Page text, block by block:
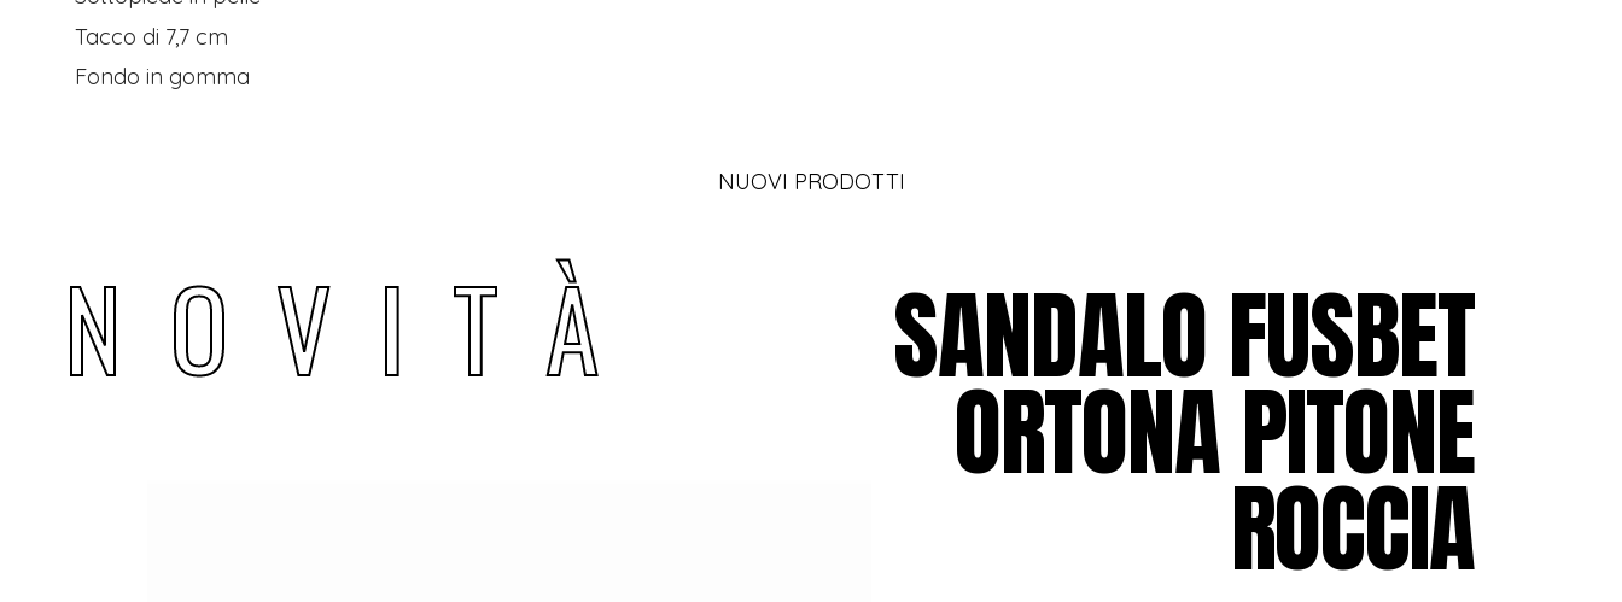
Tacco di 7,7 cm
Fondo in gomma
NUOVI PRODOTTI
SANDALO FUSBET
ORTONA PITONE
ROCCIA
N O V I T À